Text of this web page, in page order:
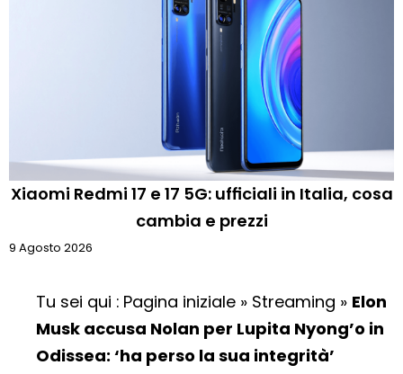
Xiaomi Redmi 17 e 17 5G: ufficiali in Italia, cosa
cambia e prezzi
9 Agosto 2026
Tu sei qui : Pagina iniziale » Streaming » Elon
Musk accusa Nolan per Lupita Nyong’o in
Odissea: ‘ha perso la sua integrità’